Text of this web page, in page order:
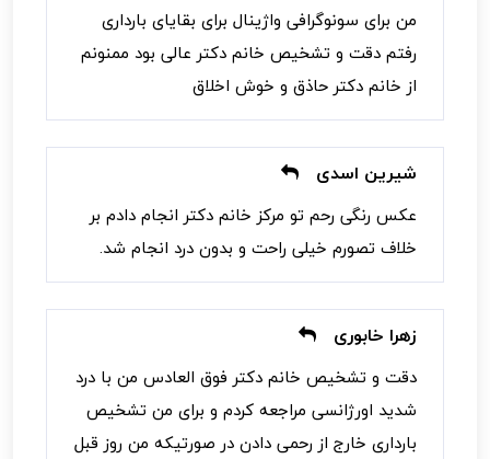
من برای سونوگرافی واژینال برای بقایای بارداری
رفتم دقت و تشخیص خانم دکتر عالی بود ممنونم
از خانم دکتر حاذق و خوش اخلاق
شیرین اسدی
عکس رنگی رحم تو مرکز خانم دکتر انجام دادم بر
خلاف تصورم خیلی راحت و بدون درد انجام شد.
زهرا خابوری
دقت و تشخیص خانم دکتر فوق العادس من با درد
شدید اورژانسی مراجعه کردم و برای من تشخیص
بارداری خارج از رحمی دادن در صورتیکه من روز قبل